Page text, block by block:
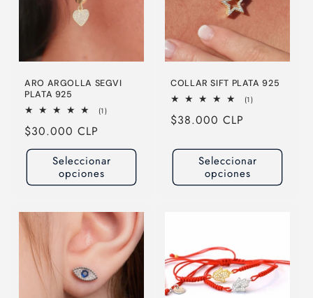
ARO ARGOLLA SEGVI
PLATA 925
(1)1
Precio
habitual
$30.000 CLP
Seleccionar
opciones
COLLAR SIFT PLATA 925
(1)1
Precio
$38.000 CLP
Seleccionar
opciones